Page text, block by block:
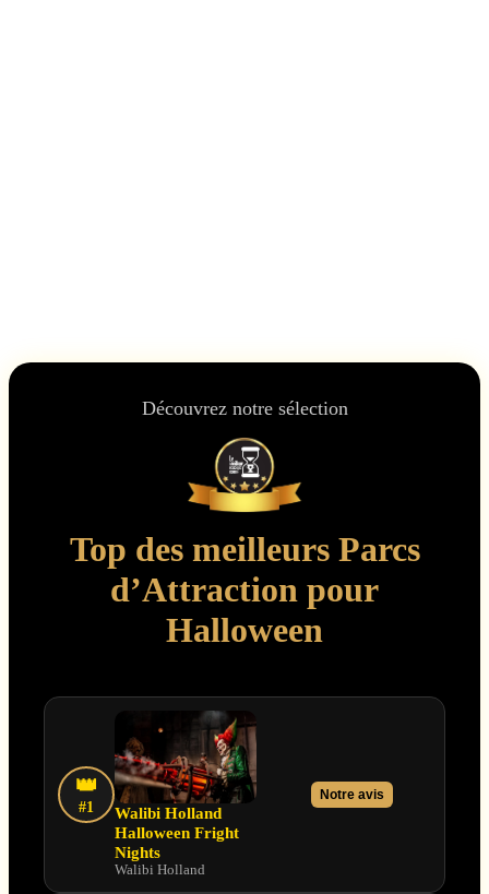
Découvrez notre sélection
Top des meilleurs Parcs
d’Attraction pour
Halloween
👑
#1
Walibi Holland
Halloween Fright
Nights
Walibi Holland
Notre avis